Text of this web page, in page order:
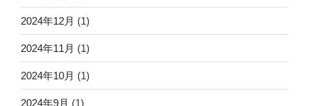
2024年12月 (1)
2024年11月 (1)
2024年10月 (1)
2024年9月 (1)